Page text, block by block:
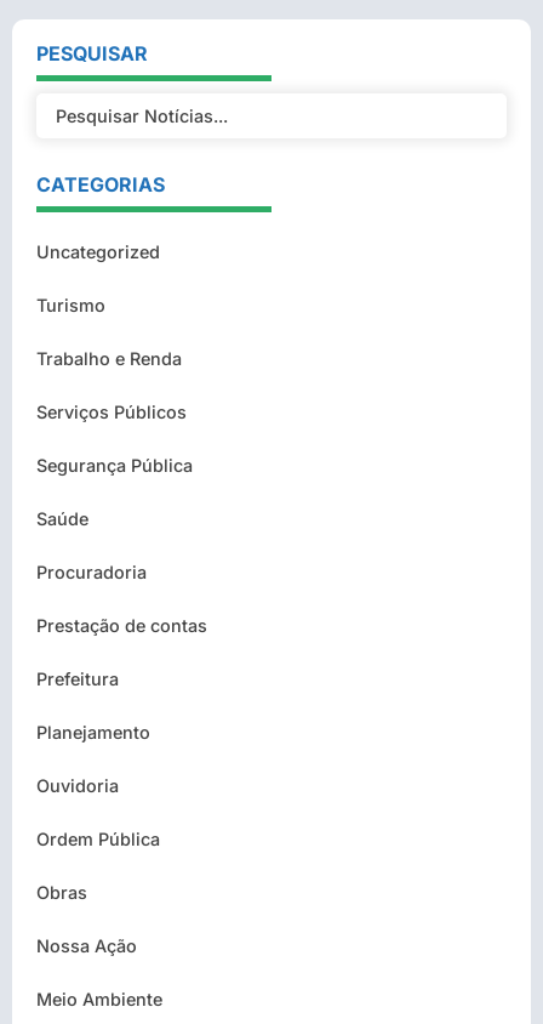
PESQUISAR
CATEGORIAS
Uncategorized
Turismo
Trabalho e Renda
Serviços Públicos
Segurança Pública
Saúde
Procuradoria
Prestação de contas
Prefeitura
Planejamento
Ouvidoria
Ordem Pública
Obras
Nossa Ação
Meio Ambiente